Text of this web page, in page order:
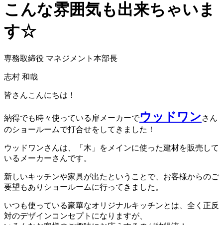
こんな雰囲気も出来ちゃいま
す☆
専務取締役 マネジメント本部長
志村 和哉
皆さんこんにちは！
納得でも時々使っている扉メーカーでウッドワン さん
のショールームで打合せをしてきました！
ウッドワンさんは、「木」をメインに使った建材を販売して
いるメーカーさんです。
新しいキッチンや家具が出たということで、お客様からのご
要望もありショールームに行ってきました。
いつも使っている豪華なオリジナルキッチンとは、全く正反
対のデザインコンセプトになりますが、